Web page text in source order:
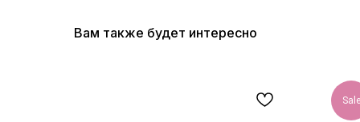
Вам также будет интересно
Sale